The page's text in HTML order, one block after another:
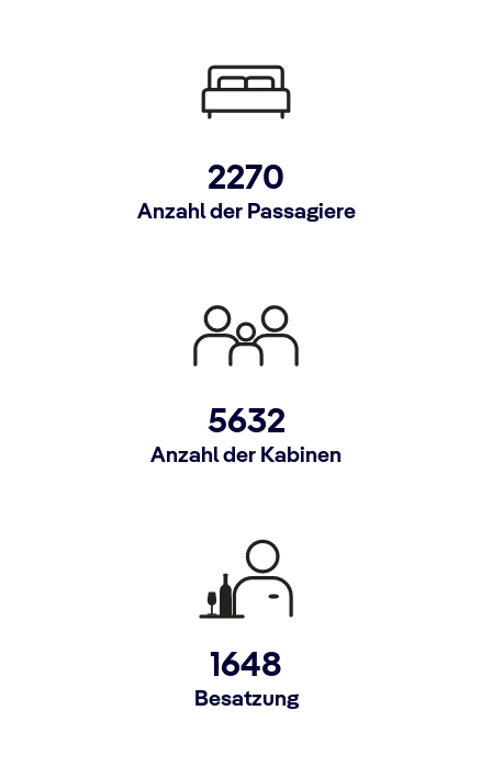
2270
Anzahl der Passagiere
5632
Anzahl der Kabinen
1648
Besatzung